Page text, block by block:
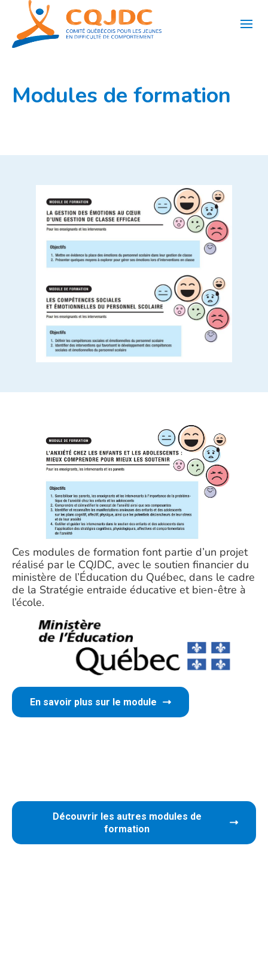
contenu
Modules de formation
Ces modules de formation font partie d’un projet
réalisé par le CQJDC, avec le soutien financier du
ministère de l’Éducation du Québec, dans le cadre
de la Stratégie entraide éducative et bien-être à
l’école.
En savoir plus sur le module
Découvrir les autres modules de
formation